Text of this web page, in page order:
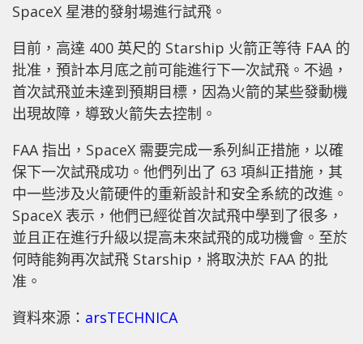
SpaceX 星港的發射場進行試飛。
目前，高達 400 英尺的 Starship 火箭正等待 FAA 的
批准，預計本月底之前可能進行下一次試飛。不過，
首次試飛並未達到預期目標，因為火箭的某些發動機
出現故障，導致火箭失去控制。
FAA 指出，SpaceX 需要完成一系列糾正措施，以確
保下一次試飛成功。他們列出了 63 項糾正措施，其
中一些涉及火箭硬件的重新設計和安全系統的改進。
SpaceX 表示，他們已經從首次試飛中學到了很多，
並且正在進行升級以提高未來試飛的成功機會。至於
何時能夠再次試飛 Starship，將取決於 FAA 的批
准。
資料來源： arsTECHNICA